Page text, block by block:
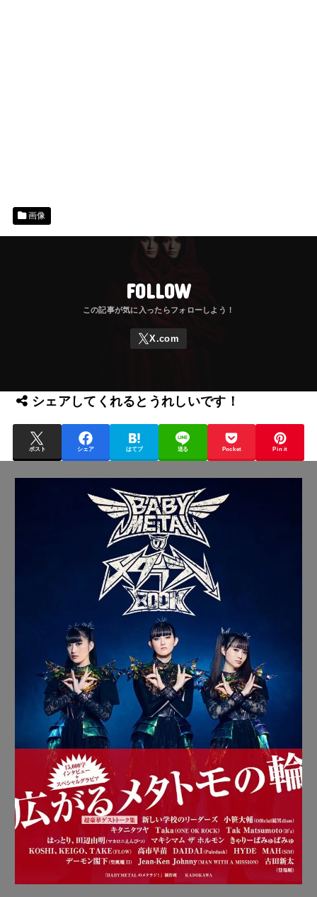
画像
FOLLOW
シェアしてくれるとうれしいです！
ポスト シェア はてブ 送る Pocket Pin it